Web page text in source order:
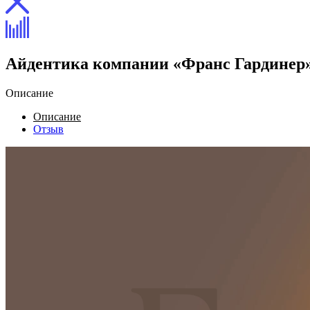
Айдентика компании «Франс
Описание
Описание
Отзыв